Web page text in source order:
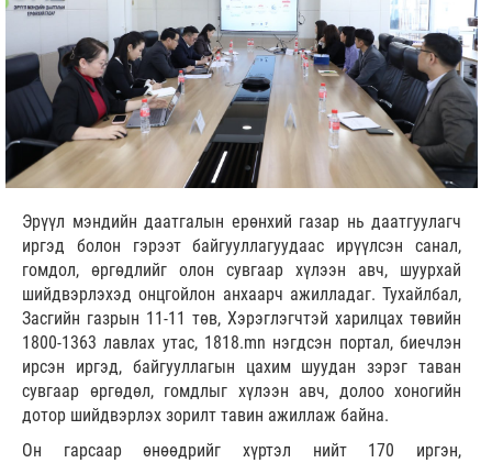
Эрүүл мэндийн даатгалын ерөнхий газар нь даатгуулагч
иргэд болон гэрээт байгууллагуудаас ирүүлсэн санал,
гомдол, өргөдлийг олон сувгаар хүлээн авч, шуурхай
шийдвэрлэхэд онцгойлон анхаарч ажилладаг. Тухайлбал,
Засгийн газрын 11-11 төв, Хэрэглэгчтэй харилцах төвийн
1800-1363 лавлах утас, 1818.mn нэгдсэн портал, биечлэн
ирсэн иргэд, байгууллагын цахим шуудан зэрэг таван
сувгаар өргөдөл, гомдлыг хүлээн авч, долоо хоногийн
дотор шийдвэрлэх зорилт тавин ажиллаж байна.
Он гарсаар өнөөдрийг хүртэл нийт 170 иргэн,